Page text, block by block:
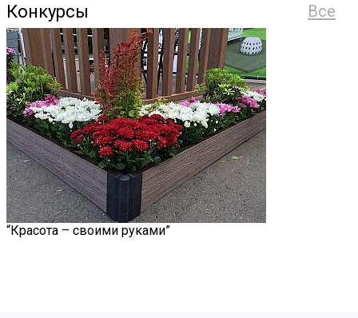
Все
Конкурсы
“Красота – своими руками”